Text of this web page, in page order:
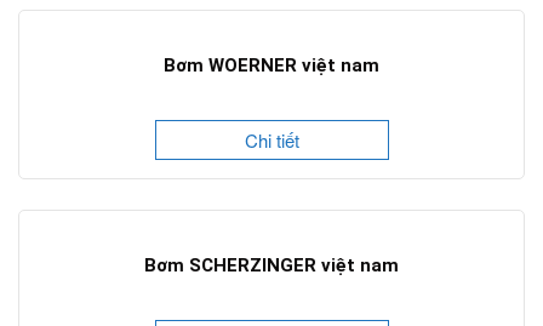
Bơm WOERNER việt nam
Chi tiết
Bơm SCHERZINGER việt nam